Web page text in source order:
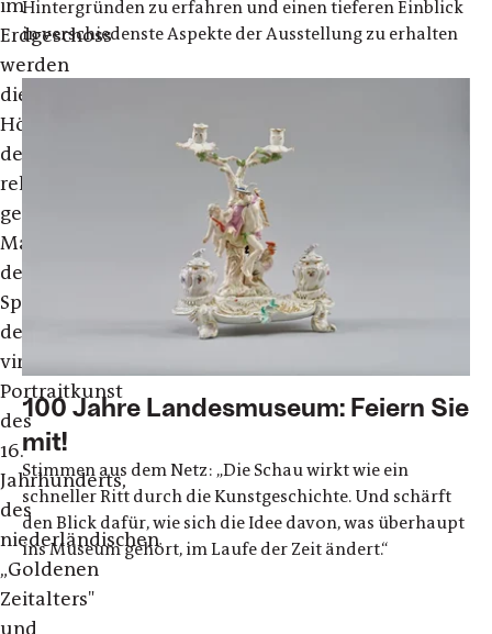
im
Erdgeschoss
werden
die
Höhepunkte
der
religiös
geprägten
Malerei
des
Spätmittelalters,
der
virtuosen
Portraitkunst
des
16.
Jahrhunderts,
des
niederländischen
„Goldenen
Zeitalters"
und
Hintergründen zu erfahren und einen tieferen Einblick
in verschiedenste Aspekte der Ausstellung zu erhalten
100 Jahre Landesmuseum: Feiern Sie
mit!
Stimmen aus dem Netz: „Die Schau wirkt wie ein
schneller Ritt durch die Kunstgeschichte. Und schärft
den Blick dafür, wie sich die Idee davon, was überhaupt
ins Museum gehört, im Laufe der Zeit ändert.“